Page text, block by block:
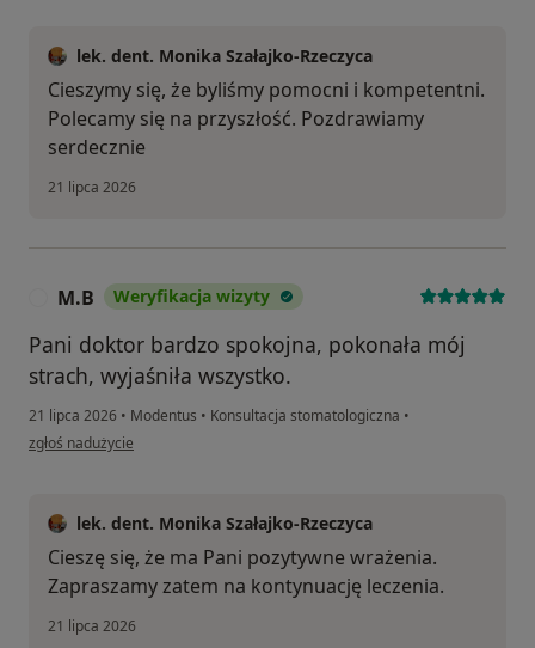
lek. dent. Monika Szałajko-Rzeczyca
Cieszymy się, że byliśmy pomocni i kompetentni.
Polecamy się na przyszłość. Pozdrawiamy
serdecznie
21 lipca 2026
M.B Weryfikacja wizyty
Pani doktor bardzo spokojna, pokonała mój
strach, wyjaśniła wszystko.
21 lipca 2026 • Modentus • Konsultacja stomatologiczna •
w opinii użytkownika M.B
zgłoś nadużycie
lek. dent. Monika Szałajko-Rzeczyca
Cieszę się, że ma Pani pozytywne wrażenia.
Zapraszamy zatem na kontynuację leczenia.
21 lipca 2026